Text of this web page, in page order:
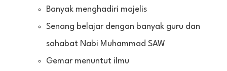
Banyak menghadiri majelis
Senang belajar dengan banyak guru dan
sahabat Nabi Muhammad SAW
Gemar menuntut ilmu